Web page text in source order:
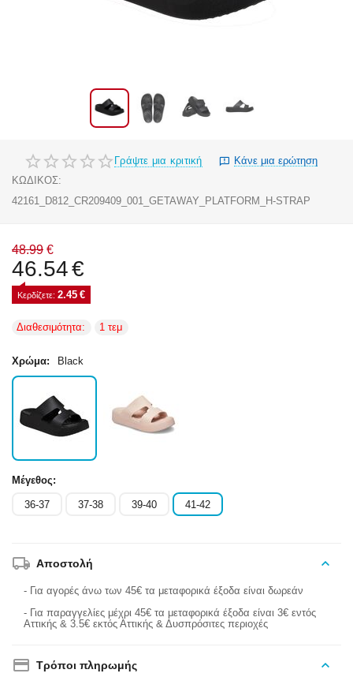
Γράψτε μια κριτική
Κάνε μια ερώτηση
ΚΩΔΙΚΟΣ:
42161_D812_CR209409_001_GETAWAY_PLATFORM_H-STRAP
48.99 €
46.54€
Κερδίζετε: 2.45 €
Διαθεσιμότητα: 1 τεμ
Χρώμα: Black
Μέγεθος:
36-37 37-38 39-40 41-42
Αποστολή
- Για αγορές άνω των 45€ τα μεταφορικά έξοδα είναι δωρεάν
- Για παραγγελίες μέχρι 45€ τα μεταφορικά έξοδα είναι 3€ εντός
Αττικής & 3.5€ εκτός Αττικής & Δυσπρόσιτες περιοχές
Τρόποι πληρωμής